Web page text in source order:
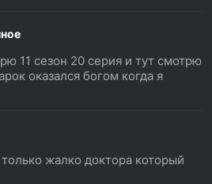
11 сезон 20 серия и тут смотрю
оказался богом когда я
жалко доктора который